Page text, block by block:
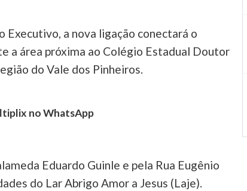
Executivo, a nova ligação conectará o
a área próxima ao Colégio Estadual Doutor
do Vale dos Pinheiros.
no WhatsApp
Eduardo Guinle e pela Rua Eugênio
do Lar Abrigo Amor a Jesus (Laje).